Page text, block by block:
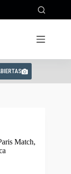
Match,